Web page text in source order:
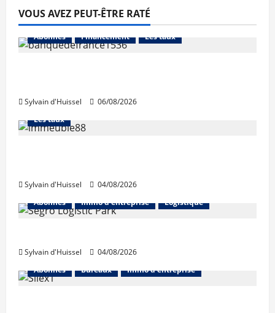
VOUS AVEZ PEUT-ÊTRE RATÉ
Abonnés Financement Les taux
Sylvain d'Huissel 06/08/2026
Abonnés Financement
Les taux
Sylvain d'Huissel
04/08/2026
Abonnés
Immo d'entreprise Logistique
Sylvain d'Huissel
04/08/2026
Abonnés
Bureaux Immo d'entreprise